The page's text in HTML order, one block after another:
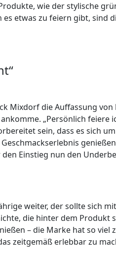
wie der stylische
etwas zu feiern gibt, sind
Mixdorf die Auffassung
„Persönlich feiere
sein, dass es sich
Einstieg nun den
weiter, der sollte sich
die hinter dem Produkt
– die Marke hat so viel
zeitgemäß erlebbar zu